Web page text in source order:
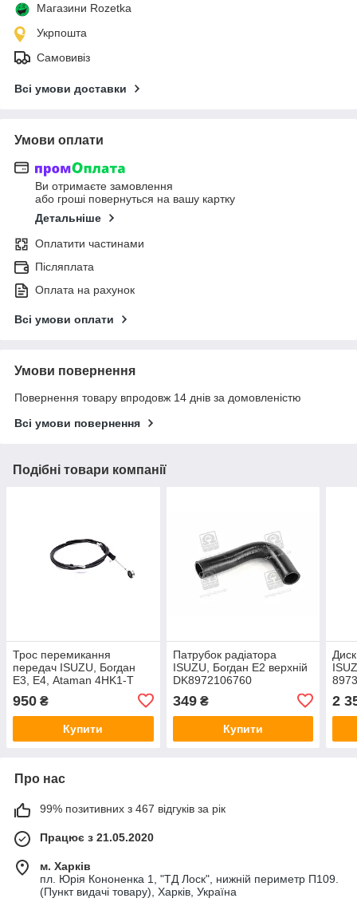
Магазини Rozetka
Укрпошта
Самовивіз
Всі умови доставки
Умови оплати
Ви отримаєте замовлення
або гроші повернуться на вашу картку
Детальніше
Оплатити частинами
Післяплата
Оплата на рахунок
Всі умови оплати
Умови повернення
Повернення товару впродовж 14 днів за домовленістю
Всі умови повернення
Подібні товари компанії
Трос перемикання
передач ISUZU, Богдан
Е3, Е4, Ataman 4HK1-T
L=3130мм 122-002-01DK
950 ₴
Купити
Патрубок радіатора
ISUZU, Богдан Е2 верхній
DK8972106760
349₴
Купити
2
Про нас
99% позитивних з 467 відгуків за рік
Працює з 21.05.2020
м. Харків
пл. Юрія Кононенка 1, "ТД Лоск", нижній периметр П109.
(Пункт видачі товару), Харків, Україна